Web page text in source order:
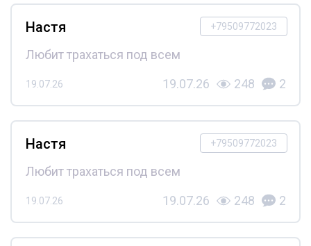
+79509772023
Настя
Любит трахаться под всем
19.07.26 19.07.26 248 2
+79509772023
Настя
Любит трахаться под всем
19.07.26 19.07.26 248 2